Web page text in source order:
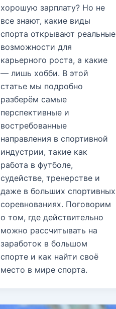
хорошую зарплату? Но не
все знают, какие виды
спорта открывают реальные
возможности для
карьерного роста, а какие
— лишь хобби. В этой
статье мы подробно
разберём самые
перспективные и
востребованные
направления в спортивной
индустрии, такие как
работа в футболе,
судействе, тренерстве и
даже в больших спортивных
соревнованиях. Поговорим
о том, где действительно
можно рассчитывать на
заработок в большом
спорте и как найти своё
место в мире спорта.